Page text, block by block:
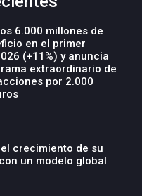
6.000 millones de
en el primer
(+11%) y anuncia
extraordinario de
por 2.000
crecimiento de su
un modelo global